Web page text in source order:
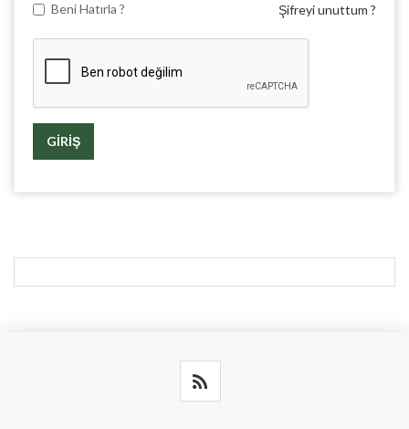
Beni Hatırla ? Şifreyi unuttum ?